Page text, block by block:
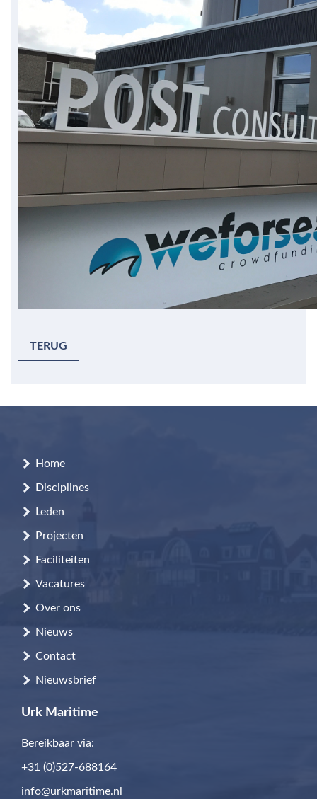
TERUG
Home
Disciplines
Leden
Projecten
Faciliteiten
Vacatures
Over ons
Nieuws
Contact
Nieuwsbrief
Urk Maritime
Bereikbaar via:
+31 (0)527-688164
info@urkmaritime.nl